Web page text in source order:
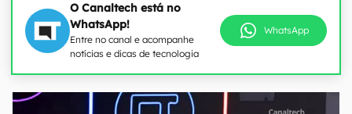
O Canaltech está no
WhatsApp!
Entre no canal e acompanhe
notícias e dicas de tecnologia
WhatsApp